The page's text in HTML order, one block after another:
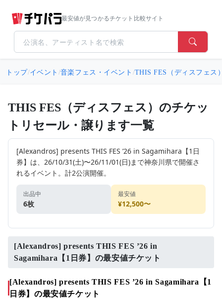
最安値が見つかるチケット比較サイト
トップ/イベント /音楽フェス・イベント /THIS FES（ディスフェス
THIS FES（ディスフェス）のチケッ
トリセール・譲ります一覧
[Alexandros] presents THIS FES ’26 in Sagamihara【1日
券】は、26/10/31(土)〜26/11/01(日)まで神奈川県で開催さ
れるイベント。計2公演開催。
出品中
6枚
最安値
¥12,500〜
[Alexandros] presents THIS FES ’26 in
Sagamihara【1日券】の最安値チケット
[Alexandros] presents THIS FES ’26 in Sagamihara【1
日券】の最安値チケット